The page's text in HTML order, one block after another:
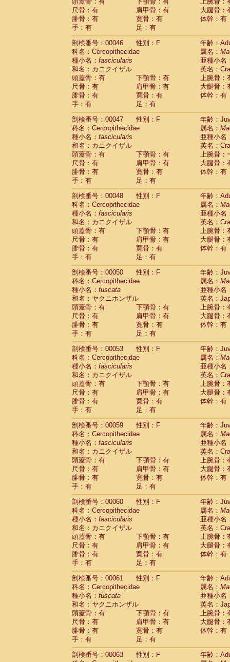
CercopithecidaeCercopithecus mitis
CercopithecidaeCercopithecus mona
CercopithecidaeCercopithecus
CercopithecidaeCercopithecus
CercopithecidaeCercopithecus
Cercopithecidae
Cercopithecusspp.(0)
Cercopithecidae
Chlorocebus
CercopithecidaeChlorocebus
CercopithecidaeErythrocebus patas
CercopithecidaeMiopithecus talapoin
CercopithecidaeCercopithecinae spp.
CercopithecidaeColobus angolensis
CercopithecidaeColobus guereza (0)
Cercopithecidae Colobus polykomos
Cercopithecidae Piliocolobus badius
Cercopithecidae Kasi senex vetulus(1)
CercopithecidaeKasi senex
CercopithecidaeNasalis larvatus(0)
CercopithecidaePresbytes
CercopithecidaePygathrix nemaeus
CercopithecidaeSemnopithecus
Cercopithecidae
Trachypithecus
Cercopithecidae
Trachypithecus
Cercopithecidae
Trachypithecus
CercopithecidaeTrachypithecus
CercopithecidaeColobinae spp.(0)
CercopithecidaePresbytesinaespp.(0)
CercopithecidaeCercopithecidae
HylobatidaeHoolock hoolock(1)
HylobatidaeHylobates agilis
HylobatidaeHylobates klossii (0)
Hylobatidae
HylobatidaeHylobates moloch(2)
Hylobatidae Hylobates muelleri(0)
HylobatidaeHylobates pileatus(3)
Hylobatidae Hylobates
HylobatidaeHylobateshybrid(0)
HylobatidaeNomascus concolor(0)
HylobatidaeSymphalangus
Hominidae
(0)
Hominidae
Hominidae Gorilla gorilla beringei(0)
Hominidae Gorilla gorilla gorilla(0)
Primates misc.(0)
Scandentia Dendrogale melanura
Scandentia Ptilocercus lowii
ScandentiaTupaia glis
Scandentia
Scandentia
尺骨：有
肩甲骨：有
大腿骨：
腓骨：有
寛骨：有
体幹：有
手：有
足：有
剖検番号：00046
性別：F
年齢：
科名：Cercopithecidae
属名：
種小名： fascicularis
亜種小名
和名：カニクイザル
英名：
頭蓋骨：有
下顎骨：有
上腕骨：
尺骨：有
肩甲骨：有
大腿骨：
腓骨：有
寛骨：有
体幹：有
手：有
足：有
剖検番号：00047
性別：F
年齢：
科名：Cercopithecidae
属名：
種小名： fascicularis
亜種小名
和名：カニクイザル
英名：
頭蓋骨：有
下顎骨：有
上腕骨：
尺骨：有
肩甲骨：有
大腿骨：
腓骨：有
寛骨：有
体幹：有
手：有
足：有
剖検番号：00048
性別：F
年齢：
科名：Cercopithecidae
属名：
種小名： fascicularis
亜種小名
和名：カニクイザル
英名：
頭蓋骨：有
下顎骨：有
上腕骨：
尺骨：有
肩甲骨：有
大腿骨：
腓骨：有
寛骨：有
体幹：有
手：有
足：有
剖検番号：00050
性別：F
年齢：
科名：Cercopithecidae
属名：
種小名： fuscata
亜種小名
和名：ヤクニホンザル
英名：
頭蓋骨：有
下顎骨：有
上腕骨：
尺骨：有
肩甲骨：有
大腿骨：
腓骨：有
寛骨：有
体幹：有
手：有
足：有
剖検番号：00053
性別：F
年齢：
科名：Cercopithecidae
属名：
種小名： fascicularis
亜種小名
和名：カニクイザル
英名：
頭蓋骨：有
下顎骨：有
上腕骨：
尺骨：有
肩甲骨：有
大腿骨：
腓骨：有
寛骨：有
体幹：有
手：有
足：有
剖検番号：00059
性別：F
年齢：
科名：Cercopithecidae
属名：
種小名： fascicularis
亜種小名
和名：カニクイザル
英名：
頭蓋骨：有
下顎骨：有
上腕骨：
尺骨：有
肩甲骨：有
大腿骨：
腓骨：有
寛骨：有
体幹：有
手：有
足：有
剖検番号：00060
性別：F
年齢：
科名：Cercopithecidae
属名：
種小名： fascicularis
亜種小名
和名：カニクイザル
英名：
頭蓋骨：有
下顎骨：有
上腕骨：
尺骨：有
肩甲骨：有
大腿骨：
腓骨：有
寛骨：有
体幹：有
手：有
足：有
剖検番号：00061
性別：F
年齢：
科名：Cercopithecidae
属名：
種小名： fuscata
亜種小名
和名：ヤクニホンザル
英名：
頭蓋骨：有
下顎骨：有
上腕骨：
尺骨：有
肩甲骨：有
大腿骨：
腓骨：有
寛骨：有
体幹：有
手：有
足：有
剖検番号：00063
性別：F
年齢：